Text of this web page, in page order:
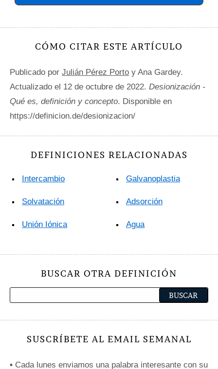
CÓMO CITAR ESTE ARTÍCULO
Publicado por Julián Pérez Porto y Ana Gardey.
Actualizado el 12 de octubre de 2022. Desionización -
Qué es, definición y concepto. Disponible en
https://definicion.de/desionizacion/
DEFINICIONES RELACIONADAS
Intercambio
Solvatación
Unión Iónica
Galvanoplastia
Adsorción
Agua
BUSCAR OTRA DEFINICIÓN
SUSCRÍBETE AL EMAIL SEMANAL
• Cada lunes enviamos una palabra interesante con su